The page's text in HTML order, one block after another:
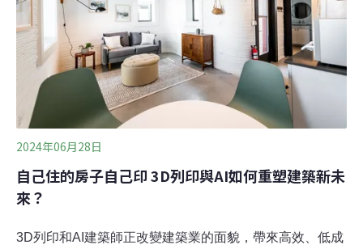
2024年06月28日
自己住的房子自己印 3D列印與AI如何重塑建築新未
來？
3D列印和AI建築師正改變建築業的面貌，帶來高效、低成